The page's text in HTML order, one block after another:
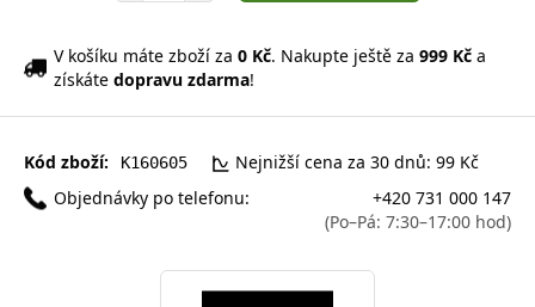
V košíku máte zboží za 0 Kč. Nakupte ještě za 999 Kč a
získáte dopravu zdarma!
Kód zboží: K160605
Nejnižší cena za 30 dnů: 99 Kč
Objednávky po telefonu:
+420 731 000 147
(Po–Pá: 7:30–17:00 hod)